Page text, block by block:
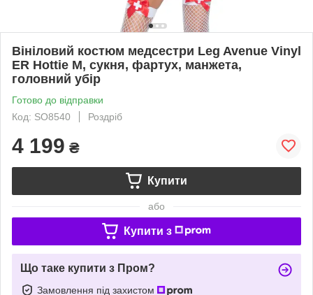
Вініловий костюм медсестри Leg Avenue Vinyl
ER Hottie M, сукня, фартух, манжета,
головний убір
Готово до відправки
Код: SO8540
Роздріб
4 199 ₴
Купити
або
Купити з
Що таке купити з Пром?
Замовлення під захистом